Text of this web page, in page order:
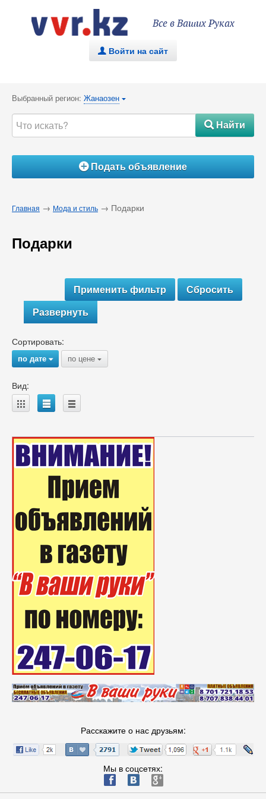
Все в Ваших Руках
. Войти на сайт
Выбранный регион: Жанаозен {
#Найти
ÁПодать объявление
Главная → Мода и стиль → Подарки
Подарки
Развернуть
Сортировать:
по дате{ по цене {
Вид:
A B C
Расскажите о нас друзьям:
Мы в соцсетях:
ä æ è